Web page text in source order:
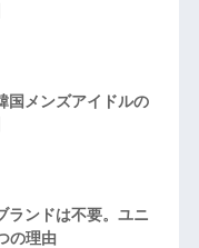
国メンズアイドルの
ランドは不要。ユニ
の理由